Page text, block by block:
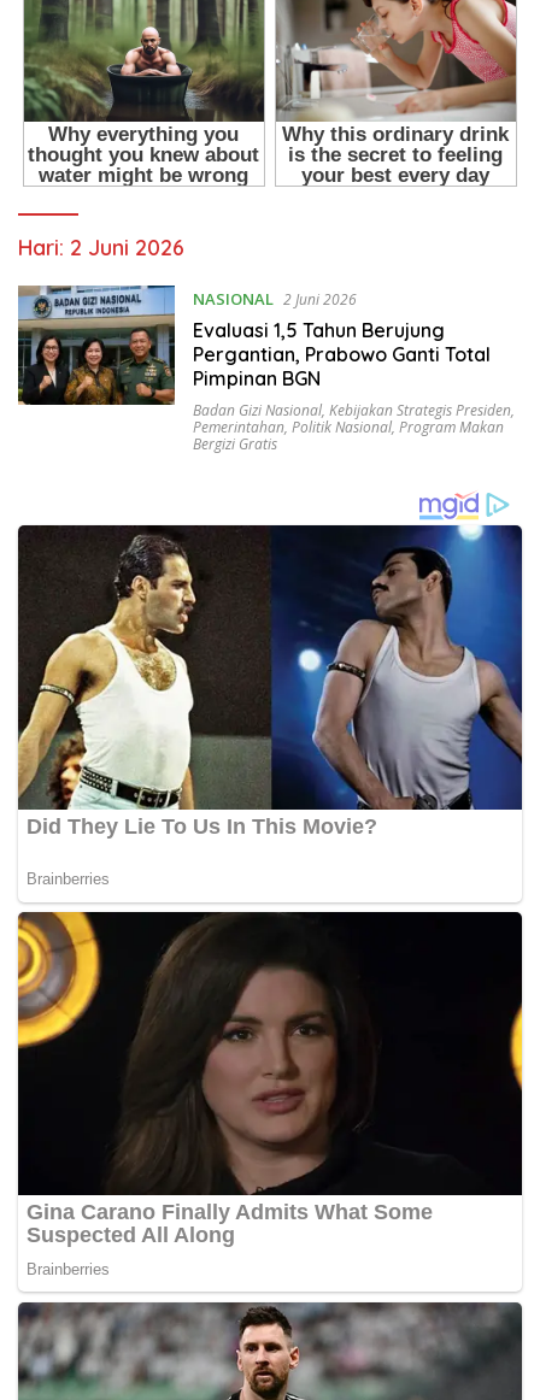
Hari: 2 Juni 2026
NASIONAL 2 Juni 2026
Evaluasi 1,5 Tahun Berujung
Pergantian, Prabowo Ganti Total
Pimpinan BGN
Badan Gizi Nasional, Kebijakan Strategis Presiden,
Pemerintahan, Politik Nasional, Program Makan
Bergizi Gratis